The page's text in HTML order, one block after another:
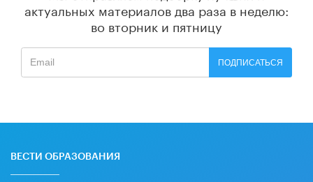
актуальных материалов два раза в неделю:
во вторник и пятницу
ПОДПИСАТЬСЯ
ВЕСТИ ОБРАЗОВАНИЯ